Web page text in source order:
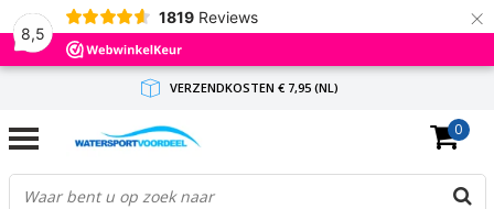
8,5
1819 Reviews ×
VERZENDKOSTEN € 7,95 (NL)
GRATIS VERZENDING(NL) VANAF € 65,-
BINNEN 1-3 WERKDAGEN ANTWOORD
0